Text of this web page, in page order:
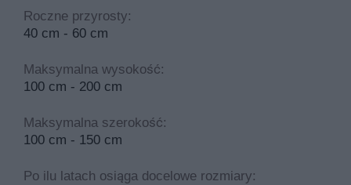
wymaga nawożenia i potrzebuje cyklicznego
Roczne przyrosty:
40 cm - 60 cm
Maksymalna wysokość:
100 cm - 200 cm
Maksymalna szerokość:
100 cm - 150 cm
Po ilu latach osiąga docelowe rozmiary: